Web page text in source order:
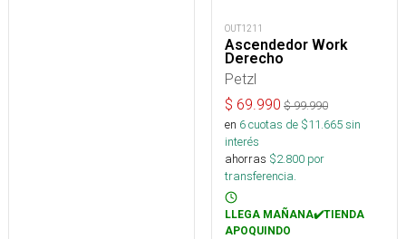
OUT1211
Ascendedor Work
Derecho
Petzl
$ 69.990 $99.990
en 6cuotas de $11.665sin
interés
ahorras $2.800 por
transferencia.
LLEGA MAÑANA✔️TIENDA
APOQUINDO